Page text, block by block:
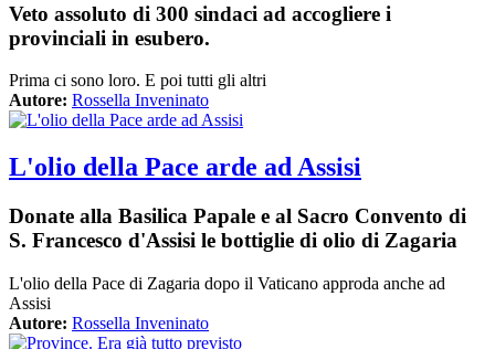
Veto assoluto di 300 sindaci ad accogliere i
provinciali in esubero.
Prima ci sono loro. E poi tutti gli altri
Autore: Rossella Inveninato
L'olio della Pace arde ad Assisi
Donate alla Basilica Papale e al Sacro Convento di
S. Francesco d'Assisi le bottiglie di olio di Zagaria
L'olio della Pace di Zagaria dopo il Vaticano approda anche ad
Assisi
Autore: Rossella Inveninato